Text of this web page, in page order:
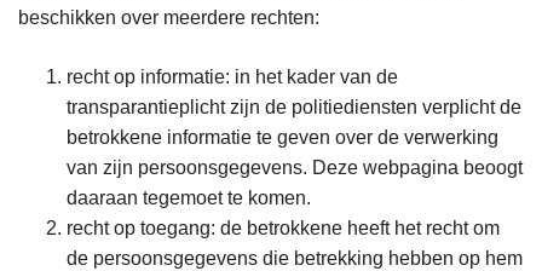
beschikken over meerdere rechten:
recht op informatie: in het kader van de
transparantieplicht zijn de politiediensten verplicht de
betrokkene informatie te geven over de verwerking
van zijn persoonsgegevens. Deze webpagina beoogt
daaraan tegemoet te komen.
recht op toegang: de betrokkene heeft het recht om
de persoonsgegevens die betrekking hebben op hem